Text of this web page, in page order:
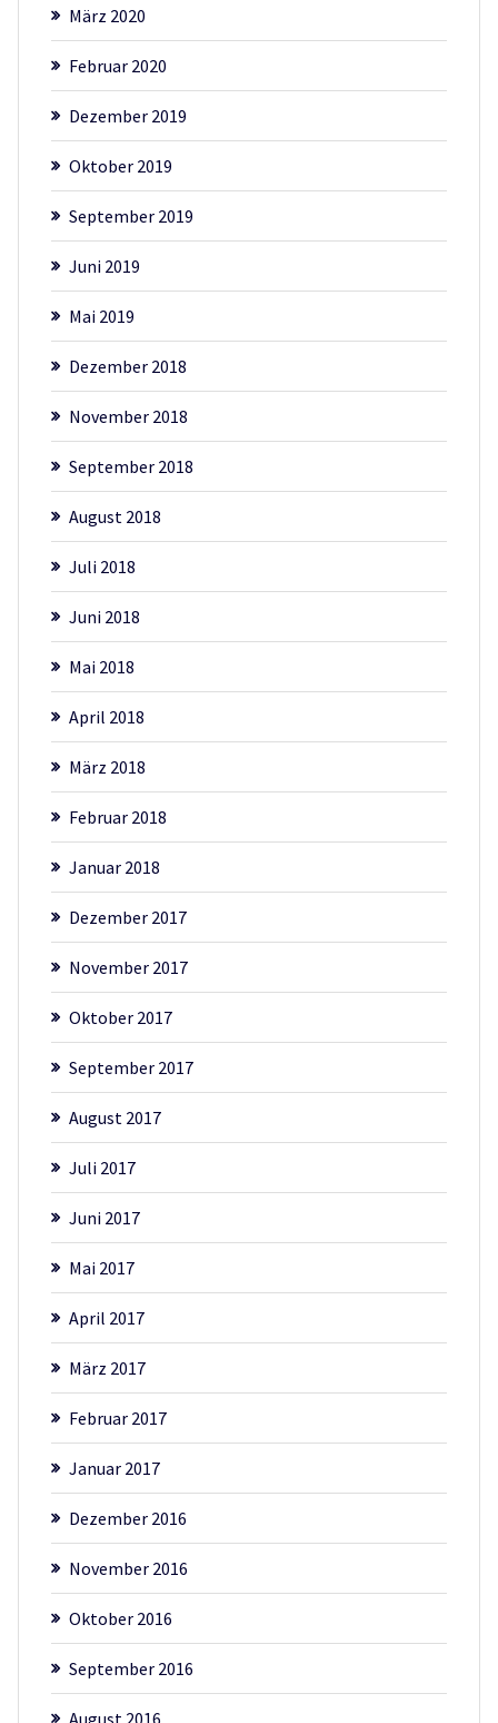
März 2020
Februar 2020
Dezember 2019
Oktober 2019
September 2019
Juni 2019
Mai 2019
Dezember 2018
November 2018
September 2018
August 2018
Juli 2018
Juni 2018
Mai 2018
April 2018
März 2018
Februar 2018
Januar 2018
Dezember 2017
November 2017
Oktober 2017
September 2017
August 2017
Juli 2017
Juni 2017
Mai 2017
April 2017
März 2017
Februar 2017
Januar 2017
Dezember 2016
November 2016
Oktober 2016
September 2016
August 2016